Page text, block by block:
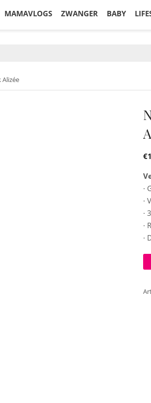
MAMAVLOGS ZWANGER BABY
€
·
·
·
·
·